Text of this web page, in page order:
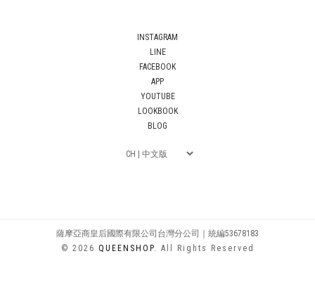
INSTAGRAM
LINE
FACEBOOK
APP
YOUTUBE
LOOKBOOK
BLOG
薩摩亞商皇后國際有限公司台灣分公司｜統編53678183
© 2026 QUEENSHOP. All Rights Reserved